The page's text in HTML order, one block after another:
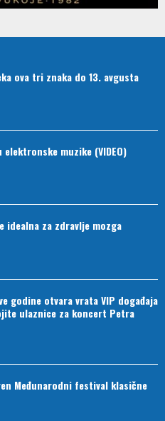
ova tri znaka do 13. avgusta
muzike (VIDEO)
idealna za zdravlje mozga
godine otvara vrata VIP događaja
ulaznice za koncert Petra
Međunarodni festival klasične